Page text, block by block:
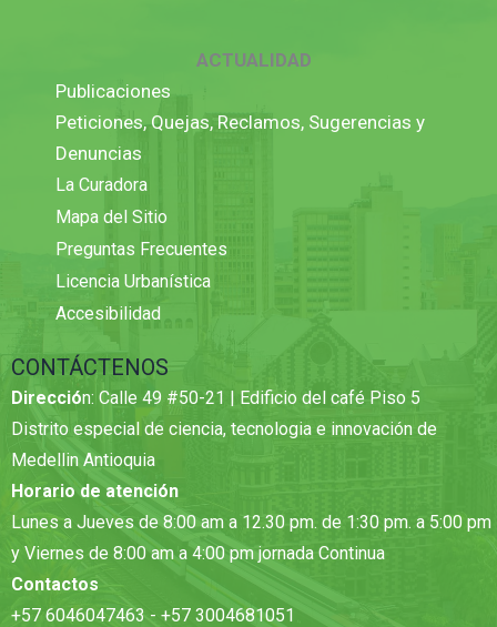
ACTUALIDAD
Publicaciones
Peticiones, Quejas, Reclamos, Sugerencias y
Denuncias
La Curadora
Mapa del Sitio
Preguntas Frecuentes
Licencia Urbanística
Accesibilidad
CONTÁCTENOS
Dirección: Calle 49 #50-21 | Edificio del café Piso 5
Distrito especial de ciencia, tecnologia e innovación de
Medellin Antioquia
Horario de atención
Lunes a Jueves de 8:00 am a 12.30 pm. de 1:30 pm. a 5:00 pm
y Viernes de 8:00 am a 4:00 pm jornada Continua
Contactos
+57 6046047463 - +57 3004681051